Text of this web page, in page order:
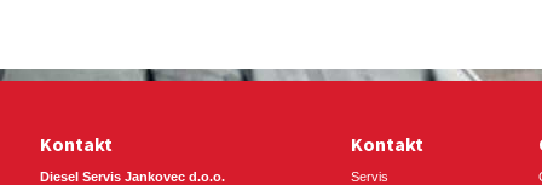
Kontakt
Diesel Servis Jankovec d.o.o.
Kontakt
Servis